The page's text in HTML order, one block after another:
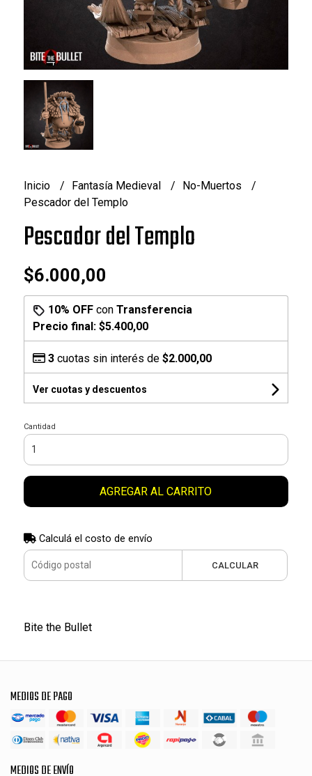
Inicio Fantasía Medieval
No-Muertos
Pescador del Templo
Pescador del Templo
$6.000,00
10% OFFcon Transferencia
Precio final: $5.400,00
3cuotas sin interés de $2.000,00
Ver cuotas y descuentos
Cantidad
AGREGAR AL CARRITO
Calculá el costo de envío
CALCULAR
Bite the Bullet
MEDIOS DE PAGO
MEDIOS DE ENVÍO